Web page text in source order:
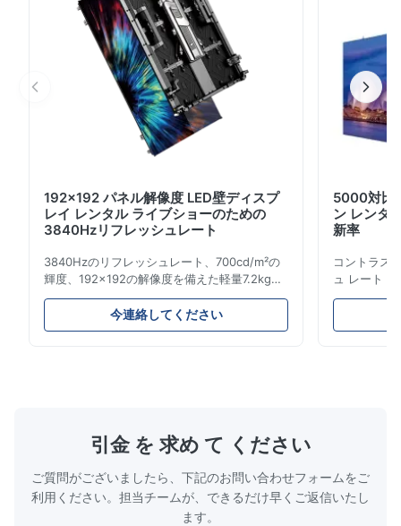
192x192 パネル解像度 LED壁ディスプ
レイ レンタル ライブショーのための
3840Hzリフレッシュレート
3840Hzのリフレッシュレート、700cd/m²の
輝度、192x192の解像度を備えた軽量7.2kgの
レンタルLEDディスプレイ。簡単な設置と世界
的な電圧互換性 (AC100-240V) により、ライ
ブ イベントに最適です。
今連絡してください
5000対比
ン レンタ
新率
コントラス
ュ レート
レイ。高輝
最適です。
引金 を 求め て ください
ご質問がございましたら、下記のお問い合わせフォームをご
利用ください。担当チームが、できるだけ早くご返信いたし
ます。